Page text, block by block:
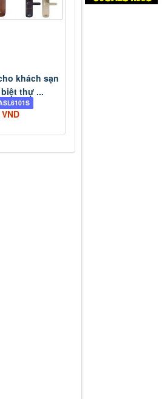
khách sạn
thự ...